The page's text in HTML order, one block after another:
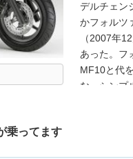
デルチェン
かフォルツ
（2007年
あった。フ
MF10と代
な、シンプ
乗ってます